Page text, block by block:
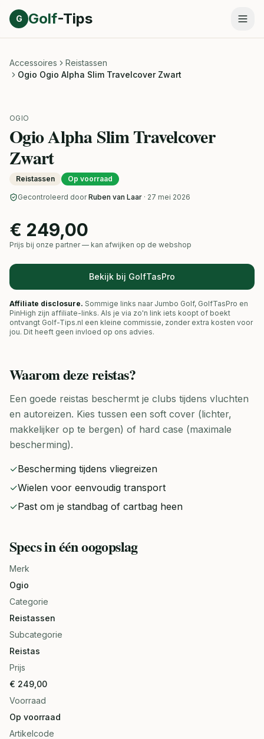
Direct naar inhoud
G Golf-Tips
Accessoires
Reistassen
Ogio Ogio Alpha Slim Travelcover Zwart
OGIO
Ogio Alpha Slim Travelcover
Zwart
Reistassen Op voorraad
Gecontroleerd door Ruben van Laar · 27 mei 2026
€ 249,00
Prijs bij onze partner — kan afwijken op de webshop
Bekijk bij GolfTasPro
Affiliate disclosure. Sommige links naar Jumbo Golf, GolfTasPro en
PinHigh zijn affiliate-links. Als je via zo'n link iets koopt of boekt
ontvangt Golf-Tips.nl een kleine commissie, zonder extra kosten voor
jou. Dit heeft geen invloed op ons advies.
Waarom dezereistas?
Een goede reistas beschermt je clubs tijdens vluchten
en autoreizen. Kies tussen een soft cover (lichter,
makkelijker op te bergen) of hard case (maximale
bescherming).
✓Bescherming tijdens vliegreizen
✓Wielen voor eenvoudig transport
✓Past om je standbag of cartbag heen
Specs in één oogopslag
Merk
Ogio
Categorie
Reistassen
Subcategorie
Reistas
Prijs
€ 249,00
Voorraad
Op voorraad
Artikelcode